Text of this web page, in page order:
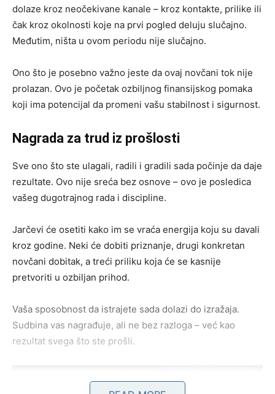
dolaze kroz neočekivane kanale – kroz kontakte, prilike ili
čak kroz okolnosti koje na prvi pogled deluju slučajno.
Međutim, ništa u ovom periodu nije slučajno.
Ono što je posebno važno jeste da ovaj novčani tok nije
prolazan. Ovo je početak ozbiljnog finansijskog pomaka
koji ima potencijal da promeni vašu stabilnost i sigurnost.
Nagrada za trud iz prošlosti
Sve ono što ste ulagali, radili i gradili sada počinje da daje
rezultate. Ovo nije sreća bez osnove – ovo je posledica
vašeg dugotrajnog rada i discipline.
Jarčevi će osetiti kako im se vraća energija koju su davali
kroz godine. Neki će dobiti priznanje, drugi konkretan
novčani dobitak, a treći priliku koja će se kasnije
pretvoriti u ozbiljan prihod.
Vaša sposobnost da istrajete sada dolazi do izražaja.
Sudbina vas nagrađuje, ali ne bez razloga – već kao
rezultat svega što ste prošli.